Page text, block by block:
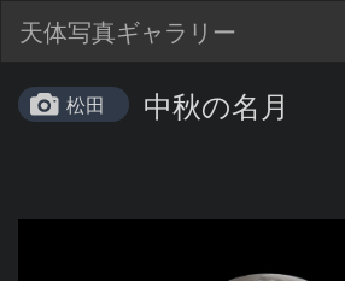
天体写真ギャラリー
松田 中秋の名月